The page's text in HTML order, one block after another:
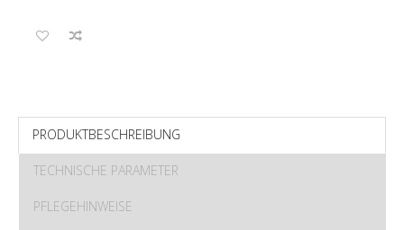
PRODUKTBESCHREIBUNG
TECHNISCHE PARAMETER
PFLEGEHINWEISE